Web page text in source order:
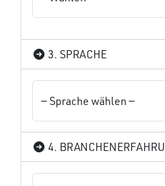
3. SPRACHE
4.